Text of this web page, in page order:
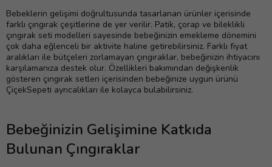
Bebeklerin gelişimi doğrultusunda tasarlanan ürünler içerisinde
farklı çıngırak çeşitlerine de yer verilir. Patik, çorap ve bileklikli
çıngırak seti modelleri sayesinde bebeğinizin emekleme dönemini
çok daha eğlenceli bir aktivite haline getirebilirsiniz. Farklı fiyat
aralıkları ile bütçeleri zorlamayan çıngıraklar, bebeğinizin ihtiyacını
karşılamanıza destek olur. Özellikleri bakımından değişkenlik
gösteren çıngırak setleri içerisinden bebeğinize uygun ürünü
ÇiçekSepeti ayrıcalıkları ile kolayca bulabilirsiniz.
Bebeğinizin Gelişimine Katkıda
Bulunan Çıngıraklar